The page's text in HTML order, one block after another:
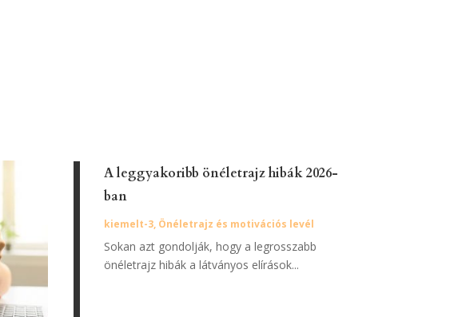
A leggyakoribb önéletrajz hibák 2026-
ban
kiemelt-3, Önéletrajz és motivációs levél
Sokan azt gondolják, hogy a legrosszabb
önéletrajz hibák a látványos elírások...